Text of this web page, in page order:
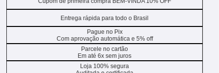
Entrega rápida para todo o Brasil
Pague no Pix
Com aprovação automática e 5% off
Parcele no cartão
Em até 6x sem juros
Loja 100% segura